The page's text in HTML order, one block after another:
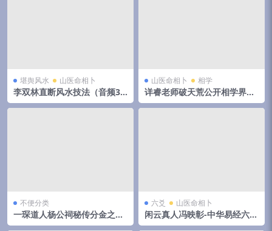
堪舆风水 山医命相卜
李双林直断风水技法（音频31
集）
山医命相卜 相学
详睿老师破天荒公开相学界不
传之秘法
不便分类
一琛道人杨公祠秘传分金之胎
骨线法（高清晰版本）
六爻 山医命相卜
闲云真人冯映彰-中华易经六爻
实用预测技术讲义352页